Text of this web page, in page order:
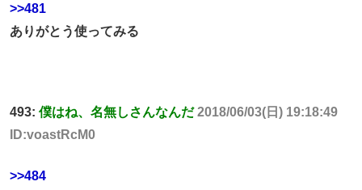
>>481
ありがとう使ってみる
493: 僕はね、名無しさんなんだ 2018/06/03(日) 19:18:49
ID:voastRcM0
>>484